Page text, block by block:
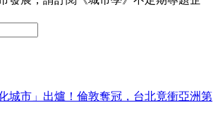
城市」出爐！倫敦奪冠，台北竟衝亞洲第